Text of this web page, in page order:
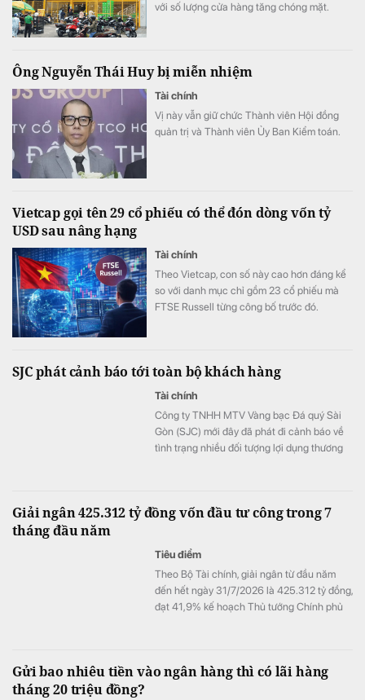
với số lượng cửa hàng tăng chóng mặt.
Ông Nguyễn Thái Huy bị miễn nhiệm
Tài chính
Vị này vẫn giữ chức Thành viên Hội đồng
quản trị và Thành viên Ủy Ban Kiểm toán.
Vietcap gọi tên 29 cổ phiếu có thể đón dòng vốn tỷ
USD sau nâng hạng
Tài chính
Theo Vietcap, con số này cao hơn đáng kể
so với danh mục chỉ gồm 23 cổ phiếu mà
FTSE Russell từng công bố trước đó.
SJC phát cảnh báo tới toàn bộ khách hàng
Tài chính
Công ty TNHH MTV Vàng bạc Đá quý Sài
Gòn (SJC) mới đây đã phát đi cảnh báo về
tình trạng nhiều đối tượng lợi dụng thương
Giải ngân 425.312 tỷ đồng vốn đầu tư công trong 7
tháng đầu năm
Tiêu điểm
Theo Bộ Tài chính, giải ngân từ đầu năm
đến hết ngày 31/7/2026 là 425.312 tỷ đồng,
đạt 41,9% kế hoạch Thủ tướng Chính phủ
Gửi bao nhiêu tiền vào ngân hàng thì có lãi hàng
tháng 20 triệu đồng?